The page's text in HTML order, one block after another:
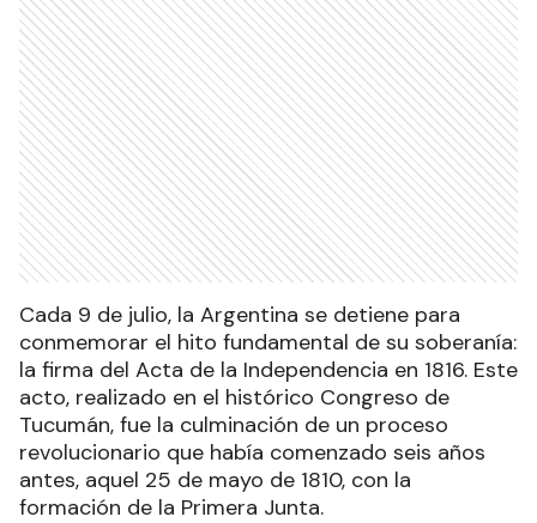
Cada 9 de julio, la Argentina se detiene para
conmemorar el hito fundamental de su soberanía:
la firma del Acta de la Independencia en 1816. Este
acto, realizado en el histórico Congreso de
Tucumán, fue la culminación de un proceso
revolucionario que había comenzado seis años
antes, aquel 25 de mayo de 1810, con la
formación de la Primera Junta.